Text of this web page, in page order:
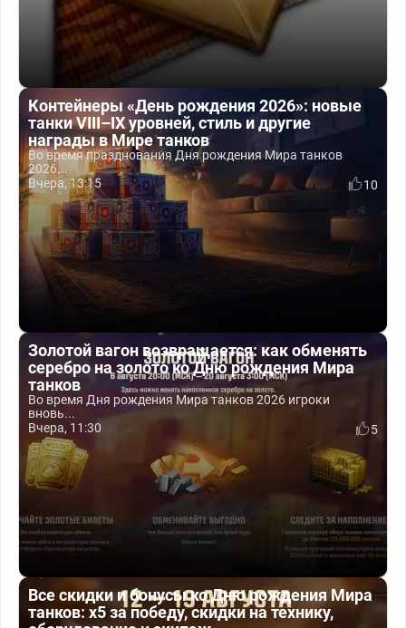
Контейнеры «День рождения 2026»: новые
танки VIII–IX уровней, стиль и другие
награды в Мире танков
Во время празднования Дня рождения Мира танков
2026...
Вчера, 13:15
10
Золотой вагон возвращается: как обменять
серебро на золото ко Дню рождения Мира
танков
Во время Дня рождения Мира танков 2026 игроки
вновь...
Вчера, 11:30
5
Все скидки и бонусы ко Дню рождения Мира
танков: x5 за победу, скидки на технику,